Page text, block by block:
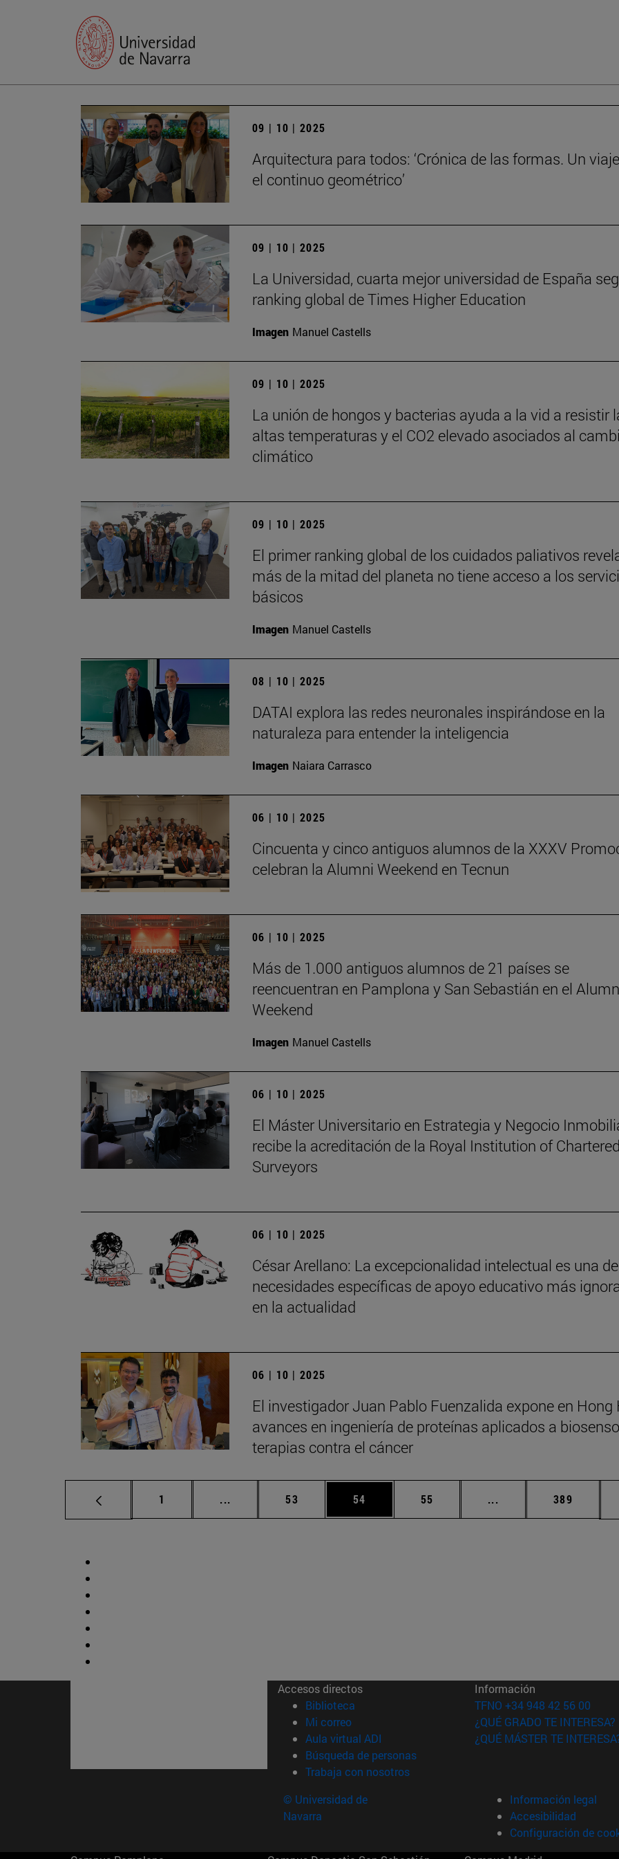
09 | 10 | 2025
Arquitectura para todos: ‘Crónica de las formas. Un
el continuo geométrico’
09 | 10 | 2025
La Universidad, cuarta mejor universidad de España
ranking global de Times Higher Education
Imagen Manuel Castells
09 | 10 | 2025
La unión de hongos y bacterias ayuda a la vid a resistir
altas temperaturas y el CO2 elevado asociados al
climático
09 | 10 | 2025
El primer ranking global de los cuidados paliativos
más de la mitad del planeta no tiene acceso a los
básicos
Imagen Manuel Castells
08 | 10 | 2025
DATAI explora las redes neuronales inspirándose en la
naturaleza para entender la inteligencia
Imagen Naiara Carrasco
06 | 10 | 2025
Cincuenta y cinco antiguos alumnos de la XXXV
celebran la Alumni Weekend en Tecnun
06 | 10 | 2025
Más de 1.000 antiguos alumnos de 21 países se
reencuentran en Pamplona y San Sebastián en el
Weekend
Imagen Manuel Castells
06 | 10 | 2025
El Máster Universitario en Estrategia y Negocio
recibe la acreditación de la Royal Institution of
Surveyors
06 | 10 | 2025
César Arellano: La excepcionalidad intelectual es una
necesidades específicas de apoyo educativo más
en la actualidad
06 | 10 | 2025
El investigador Juan Pablo Fuenzalida expone en Hong
avances en ingeniería de proteínas aplicados a
terapias contra el cáncer
Página
1 ... Páginas intermedias Use TAB para desplazarse.
Página
53 Página
54 Página
55 ... Páginas intermedias
Página
389
Accesos directos
Biblioteca (abre en nueva ventana)
Mi correo(abre en nueva ventana)
Aula virtual ADI (abre en nueva ventana)
Búsqueda de personas(abre en nueva ventana)
Trabaja con nosotros(abre en nueva ventana)
Información
TFNO +34 948 42 56 00
¿QUÉ GRADO TE INTERESA?
¿QUÉ MÁSTER TE
© Universidad de
Navarra
Información legal
Accesibilidad
Configuración de